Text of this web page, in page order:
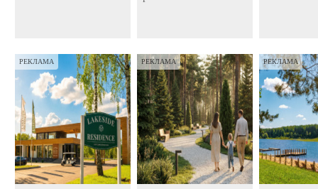
РЕКЛАМА РЕКЛАМА РЕКЛАМА